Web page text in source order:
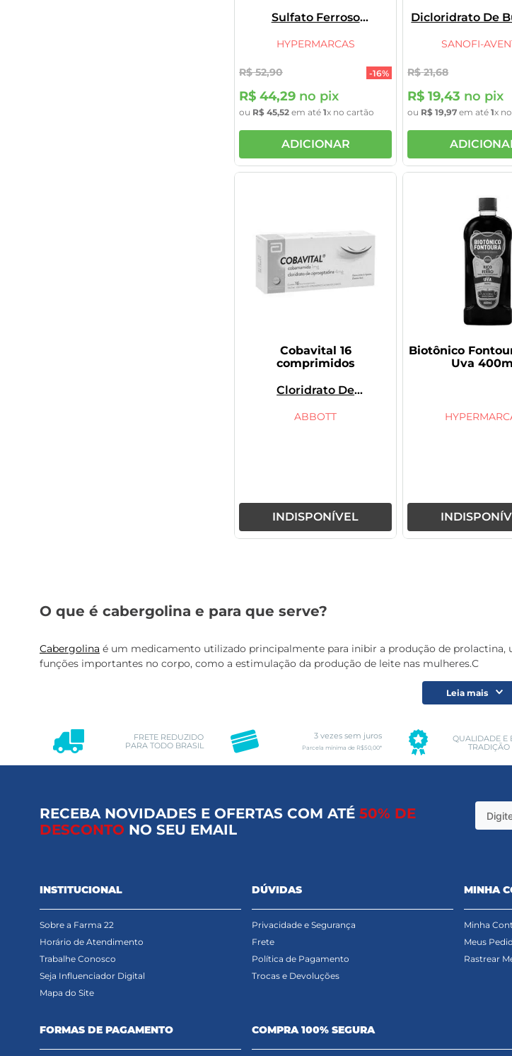
Sulfato Ferroso
FosfóricoAcido Fosforico
HYPERMARCAS
R$ 52,90 -16%
R$ 44,29 no pix
ou R$ 45,52 em até 1x no cartão
ADICIONAR
Dicloridrato De
SANOFI-
R$ 21,68
R$ 19,43 no pix
ou R$ 19,97 em até1x
Cobavital 16
comprimidos
Cloridrato De
CobamamidaCloridrato
ABBOTT
INDISPONÍVEL
Biotônico
Uva
O que é cabergolina e para que serve?
Cabergolina é um medicamento utilizado principalmente para inibir a produção de
funções importantes no corpo, como a estimulação da produção de leite nas mulheres.C
Leia mais
FRETE REDUZIDO
PARA TODO BRASIL
3 vezes sem juros
Parcela mínima de R$50,00*
QUALIDADE E
TRADIÇÃO
RECEBA NOVIDADES E OFERTAS COM ATÉ 50% DE
DESCONTO NO SEU EMAIL
INSTITUCIONAL
Sobre a Farma 22
Horário de Atendimento
Trabalhe Conosco
Seja Influenciador Digital
Mapa do Site
DÚVIDAS
Privacidade e Segurança
Frete
Política de Pagamento
Trocas e Devoluções
MINHA
Minha
Meus
Rastrear
FORMAS DE PAGAMENTO COMPRA 100% SEGURA